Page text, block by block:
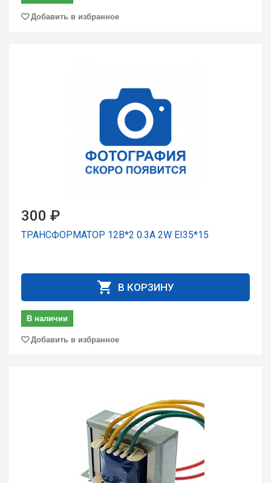
Добавить в избранное
300 ₽
ТРАНСФОРМАТОР 12В*2 0.3A 2W EI35*15
В КОРЗИНУ
В наличии
Добавить в избранное